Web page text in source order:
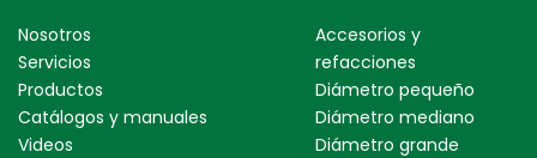
Nosotros
Servicios
Productos
Catálogos y manuales
Videos
Accesorios y
refacciones
Diámetro pequeño
Diámetro mediano
Diámetro grande